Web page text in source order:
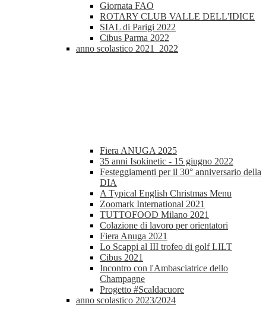
Giornata FAO
ROTARY CLUB VALLE DELL'IDICE
SIAL di Parigi 2022
Cibus Parma 2022
anno scolastico 2021_2022
Fiera ANUGA 2025
35 anni Isokinetic - 15 giugno 2022
Festeggiamenti per il 30° anniversario della
DIA
A Typical English Christmas Menu
Zoomark International 2021
TUTTOFOOD Milano 2021
Colazione di lavoro per orientatori
Fiera Anuga 2021
Lo Scappi al III trofeo di golf LILT
Cibus 2021
Incontro con l'Ambasciatrice dello
Champagne
Progetto #Scaldacuore
anno scolastico 2023/2024